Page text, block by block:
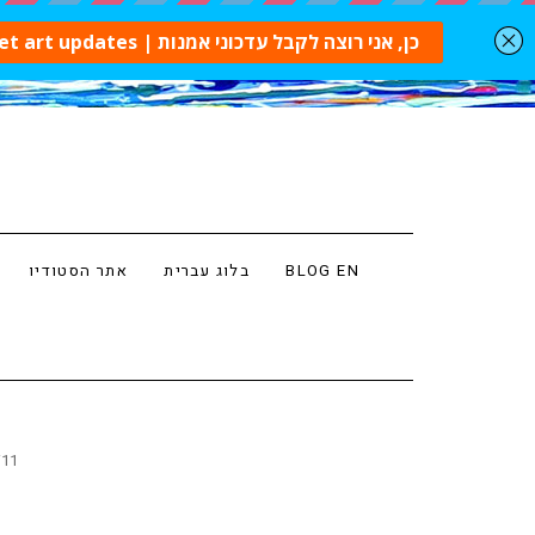
אתר הסטודיו בלוג עברית BLOG EN